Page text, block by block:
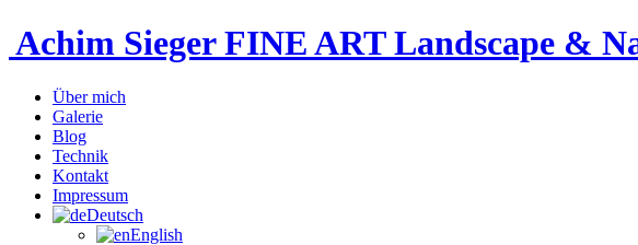
Achim Sieger FINE ART Landscape &
Über mich
Galerie
Blog
Technik
Kontakt
Impressum
Deutsch
English